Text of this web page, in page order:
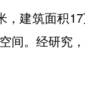
建筑面积
间。经研究